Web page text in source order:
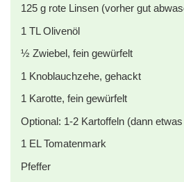
125 g rote Linsen (vorher gut
1 TL Olivenöl
½ Zwiebel, fein gewürfelt
1 Knoblauchzehe, gehackt
1 Karotte, fein gewürfelt
Optional: 1-2 Kartoffeln (dann
1 EL Tomatenmark
Pfeffer